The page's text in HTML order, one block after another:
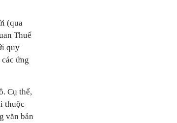
(qua
Thuế
quy
ứng
Cụ thể,
thuộc
văn bản